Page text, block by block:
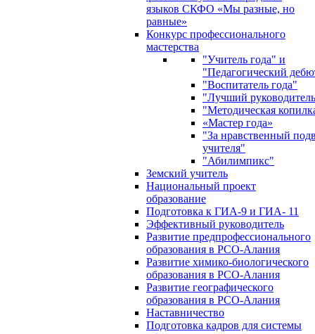
языков СКФО «Мы разные, но
равные»
Конкурс профессионального
мастерства
"Учитель года" и
"Педагогический
"Воспитатель года"
"Лучший
"Методическая
«Мастер года»
"За нравственный
учителя"
"Абилимпикс"
Земский учитель
Национальный проект
образование
Подготовка к ГИА-9 и ГИА- 11
Эффективный руководитель
Развитие предпрофессионального
образования в РСО-Алания
Развитие химико-биологического
образования в РСО-Алания
Развитие географического
образования в РСО-Алания
Наставничество
Подготовка кадров для системы